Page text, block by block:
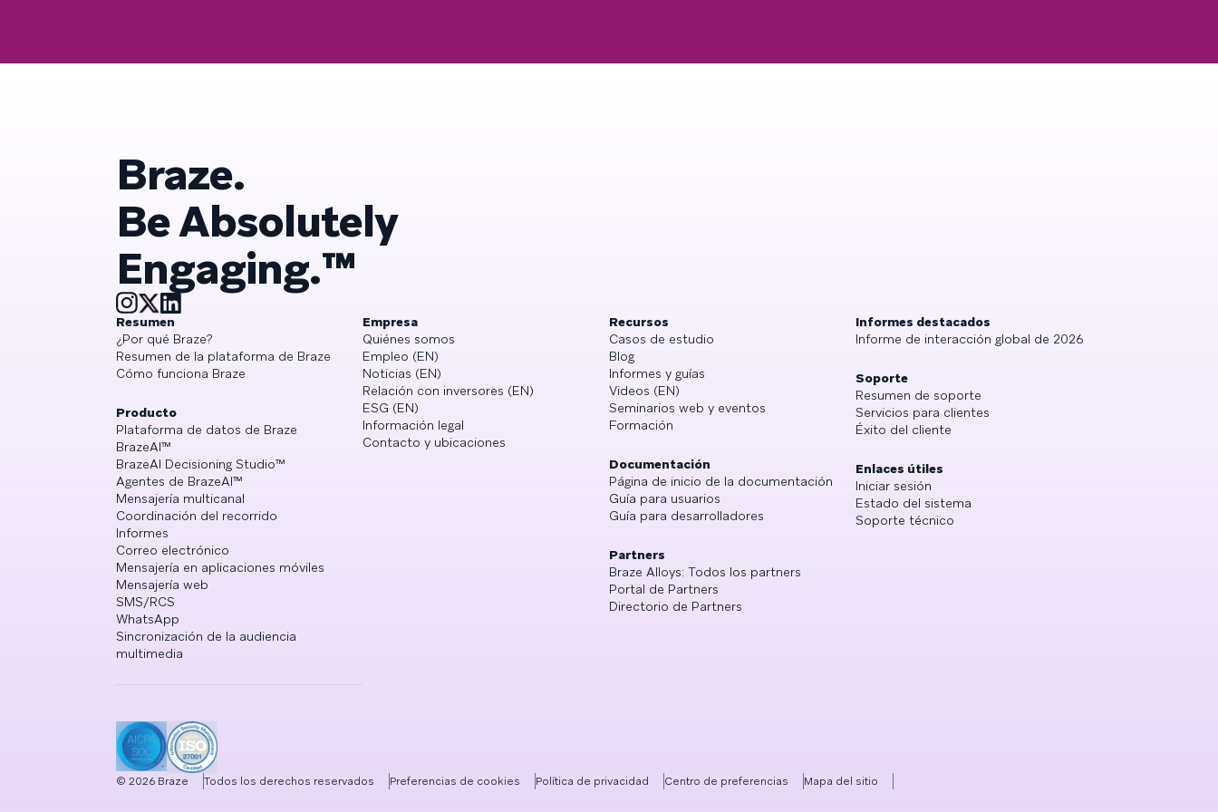
Braze.
Be Absolutely
Engaging.™
Resumen
¿Por qué Braze?
Resumen de la plataforma de Braze
Cómo funciona Braze
Producto
Plataforma de datos de Braze
BrazeAI™
BrazeAI Decisioning Studio™
Agentes de BrazeAI™
Mensajería multicanal
Coordinación del recorrido
Informes
Correo electrónico
Mensajería en aplicaciones móviles
Mensajería web
SMS/RCS
WhatsApp
Sincronización de la audiencia
multimedia
Empresa
Quiénes somos
Empleo (EN)
Noticias (EN)
Relación con inversores (EN)
ESG (EN)
Información legal
Contacto y ubicaciones
Recursos
Casos de estudio
Blog
Informes y guías
Videos (EN)
Seminarios web y eventos
Formación
Documentación
Página de inicio de la documentación
Guía para usuarios
Guía para desarrolladores
Partners
Braze Alloys: Todos los partners
Portal de Partners
Directorio de Partners
Informes destacados
Informe de interacción global de 2026
Soporte
Resumen de soporte
Servicios para clientes
Éxito del cliente
Enlaces útiles
Iniciar sesión
Estado del sistema
Soporte técnico
© 2026 Braze Todos los derechos reservados Preferencias de cookies Política de privacidad Centro de preferencias Mapa del sitio